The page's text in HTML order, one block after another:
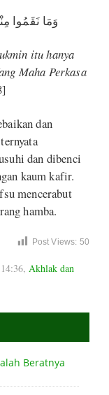
وَمَا نَقَمُوا
itu hanya
Maha Perkasa
dan
dan dibenci
kaum kafir.
mencerabut
hamba.
Post Views: 50
, Akhlak dan
Beratnya